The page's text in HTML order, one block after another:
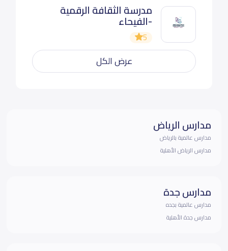
مدرسة الثقافة الرقمية
-الفيحاء
5
عرض الكل
مدارس الرياض
مدارس عالمية بالرياض
مدارس الرياض الأهلية
مدارس جدة
مدارس عالمية بجده
مدارس جدة الأهلية